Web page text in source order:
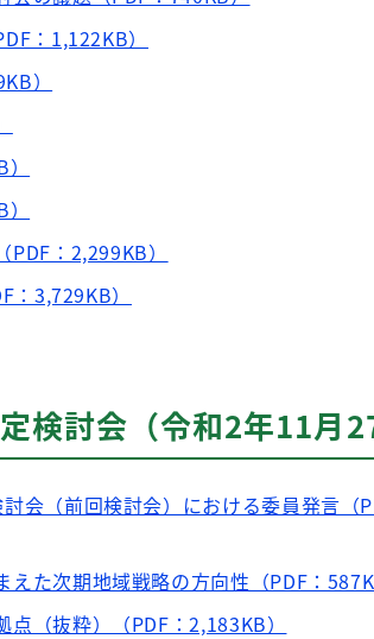
：1,122KB）
）
：2,299KB）
3,729KB）
検討会（令和2年11月27
会（前回検討会）における委員発言（
た次期地域戦略の方向性（PDF：
（抜粋）（PDF：2,183KB）